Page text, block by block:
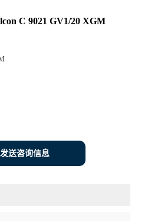
C 9021 GV1/20 XGM
发送咨询信息